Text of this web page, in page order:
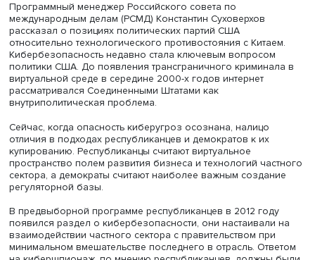
Лев Сокольщик поинтересовался перспективами
технологической экспансии Китая и вероятностью
технологической биполярности.
По мнению Василия Кашина, экспансия встречает
сопротивление. Например, США и Запад стремятся
продвижение китайских технологий связи 5G, заявляя,
технологий безопасного города и безопасного
рынки развитых стран. «Биполярность будет
но асимметричная. Китай будет выбит с рынков
стран, столкнется с ограничениями в Индии и в
крупных странах Юго-Восточной Азии, например во
конкуренцией, например на Ближнем Востоке и в
сможет продвинуть свои технологии», — сказал
ЦКЕМИ.